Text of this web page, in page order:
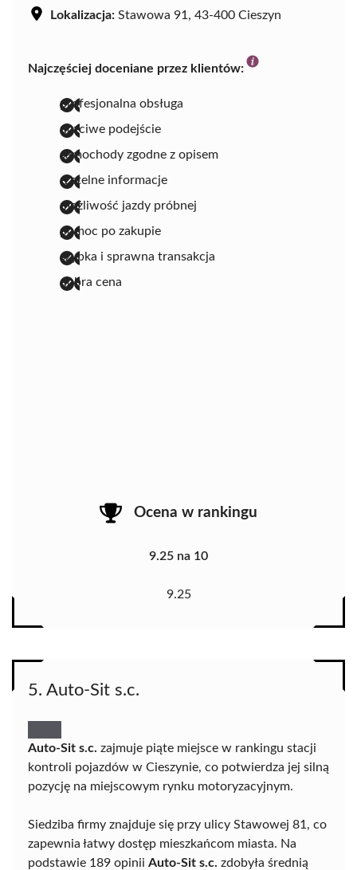
Lokalizacja: Stawowa 91, 43-400 Cieszyn
Najczęściej doceniane przez klientów:
profesjonalna obsługa
uczciwe podejście
samochody zgodne z opisem
rzetelne informacje
możliwość jazdy próbnej
pomoc po zakupie
szybka i sprawna transakcja
dobra cena
Ocena w rankingu
9.25 na 10
9.25
5. Auto-Sit s.c.
Auto-Sit s.c. zajmuje piąte miejsce w rankingu stacji
kontroli pojazdów w Cieszynie, co potwierdza jej silną
pozycję na miejscowym rynku motoryzacyjnym.
Siedziba firmy znajduje się przy ulicy Stawowej 81, co
zapewnia łatwy dostęp mieszkańcom miasta. Na
podstawie 189 opinii Auto-Sit s.c. zdobyła średnią